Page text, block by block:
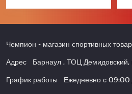
Чемпион - магазин спортивных
Адрес Барнаул , ТОЦ Демидовский,
График работы Ежедневно с 09:00